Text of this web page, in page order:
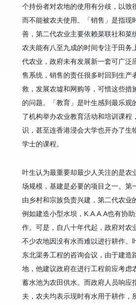
个持份者对农地的使用有分歧，以致
而不能被农夫使用。「销售」是指现
善，第二代农业主要依赖菜联社和菜
农夫能有八至九成的时间专注于田务
代农业，政府未有发展新一套可广泛
售系统，销售的责任很多时回到生产
救，发展农墟和网购等，可惜这些措
的问题。「教育」是叶生感到最乐观
了机构举办农业教育活动和培训课程
识，甚至连香港浸会大学也开办了生
学士的课程。
叶生认为最重要却最少人关注的是农
场规模，基建是必要的项目之一。第
由乡村和宗族负责兴建，第二代农业
例如建造小型水坝，K.A.A.A也有协
作。可是，自八十年代起，政府对农
不少农地因没有水而难以进行耕作。
东北渠务工程的咨询会议，由于建造
地，他建议政府在进行工程前应考虑
蓄水池为农田供水。而政府人员响应
夫，农夫均表示现时有水用于耕作，